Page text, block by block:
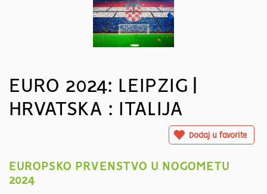
EURO 2024: LEIPZIG |
HRVATSKA : ITALIJA
Dodaj u favorite
EUROPSKO PRVENSTVO U NOGOMETU
2024